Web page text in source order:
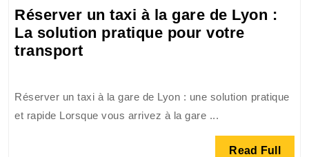
Réserver un taxi à la gare de Lyon :
La solution pratique pour votre
transportRéserver
à
la
Réserver un taxi à la gare de Lyon : une solution pratique
et rapide Lorsque vous arrivez à la gare ...
Read Full Read